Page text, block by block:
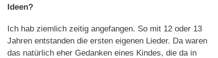
Ideen?
Ich hab ziemlich zeitig angefangen. So mit 12 oder 13
Jahren entstanden die ersten eigenen Lieder. Da waren
das natürlich eher Gedanken eines Kindes, die da in